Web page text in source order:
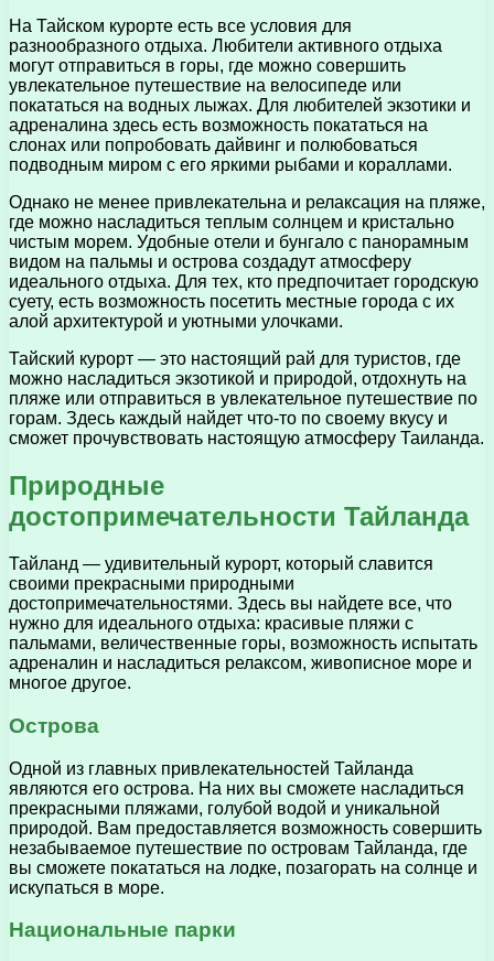
На Тайском курорте есть все условия для
разнообразного отдыха. Любители активного отдыха
могут отправиться в горы, где можно совершить
увлекательное путешествие на велосипеде или
покататься на водных лыжах. Для любителей экзотики и
адреналина здесь есть возможность покататься на
слонах или попробовать дайвинг и полюбоваться
подводным миром с его яркими рыбами и кораллами.
Однако не менее привлекательна и релаксация на пляже,
где можно насладиться теплым солнцем и кристально
чистым морем. Удобные отели и бунгало с панорамным
видом на пальмы и острова создадут атмосферу
идеального отдыха. Для тех, кто предпочитает городскую
суету, есть возможность посетить местные города с их
алой архитектурой и уютными улочками.
Тайский курорт — это настоящий рай для туристов, где
можно насладиться экзотикой и природой, отдохнуть на
пляже или отправиться в увлекательное путешествие по
горам. Здесь каждый найдет что-то по своему вкусу и
сможет прочувствовать настоящую атмосферу Таиланда.
Природные
достопримечательности Тайланда
Тайланд — удивительный курорт, который славится
своими прекрасными природными
достопримечательностями. Здесь вы найдете все, что
нужно для идеального отдыха: красивые пляжи с
пальмами, величественные горы, возможность испытать
адреналин и насладиться релаксом, живописное море и
многое другое.
Острова
Одной из главных привлекательностей Тайланда
являются его острова. На них вы сможете насладиться
прекрасными пляжами, голубой водой и уникальной
природой. Вам предоставляется возможность совершить
незабываемое путешествие по островам Тайланда, где
вы сможете покататься на лодке, позагорать на солнце и
искупаться в море.
Национальные парки